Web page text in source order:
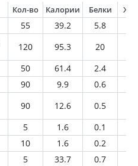
Кол-во Калории Белки
55 39.2 5.8
120 95.3 20
50 61.4 2.4
90 9.9 0.6
90 12.6 0.5
5 1.6 0.1
10 1.6 0.2
5 33.7 0.7